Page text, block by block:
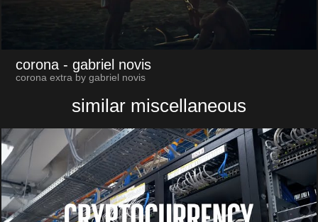
corona - gabriel novis
corona extra by gabriel novis
similar miscellaneous